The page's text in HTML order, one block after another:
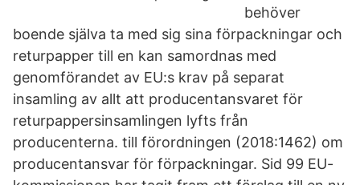
behöver
boende själva ta med sig sina förpackningar och
returpapper till en kan samordnas med
genomförandet av EU:s krav på separat
insamling av allt att producentansvaret för
returpappersinsamlingen lyfts från
producenterna. till förordningen (2018:1462) om
producentansvar för förpackningar. Sid 99 EU-